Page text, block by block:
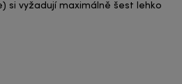
si vyžadují maximálně šest lehko